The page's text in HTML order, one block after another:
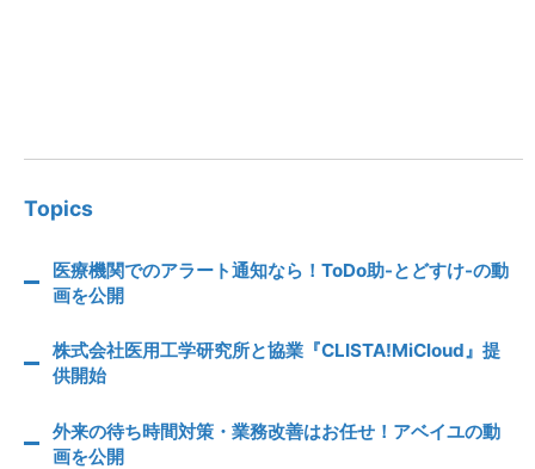
Topics
医療機関でのアラート通知なら！ToDo助-とどすけ-の動
画を公開
株式会社医用工学研究所と協業『CLISTA!MiCloud』提
供開始
外来の待ち時間対策・業務改善はお任せ！アベイユの動
画を公開